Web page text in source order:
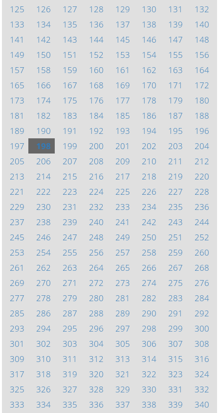
125
126 127 128 129 130 131
132
133
134 135 136 137 138 139
140
141
142 143 144 145 146 147
148
149
150 151 152 153 154 155
156
157
158 159 160 161 162 163
164
165
166 167 168 169 170 171
172
173
174 175 176 177 178 179
180
181
182 183 184 185 186 187
188
189
190 191 192 193 194 195
196
197
198 199 200 201 202 203
204
205
206 207 208 209 210 211
212
213
214 215 216 217 218 219
220
221
222 223 224 225 226 227
228
229
230 231 232 233 234 235
236
237
238 239 240 241 242 243
244
245
246 247 248 249 250 251
252
253
254 255 256 257 258 259
260
261
262 263 264 265 266 267
268
269
270 271 272 273 274 275
276
277
278 279 280 281 282 283
284
285
286 287 288 289 290 291
292
293
294 295 296 297 298 299
300
301
302 303 304 305 306 307
308
309
310 311 312 313 314 315
316
317
318 319 320 321 322 323
324
325
326 327 328 329 330 331
332
333
334 335 336 337 338 339 340